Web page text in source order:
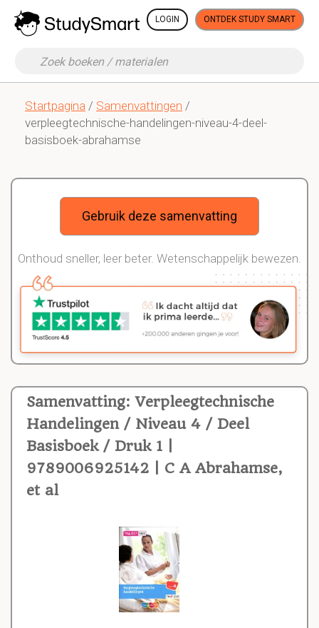
LOGIN ONTDEK STUDY SMART
Startpagina / Samenvattingen /
verpleegtechnische-handelingen-niveau-4-deel-
basisboek-abrahamse
Samenvatting: Verpleegtechnische
Handelingen / Niveau 4 / Deel
Basisboek / Druk 1 |
9789006925142 | C A Abrahamse,
et al
Gebruik deze samenvatting
Onthoud sneller, leer beter. Wetenschappelijk bewezen.